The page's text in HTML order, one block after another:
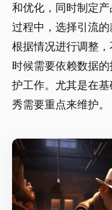
和优化，同时制定
过程中，选择引流
根据情况进行调整
时候需要依赖数据
护工作。尤其是在
秀需要重点来维护。